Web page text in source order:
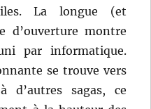
La longue (et
d’ouverture montre
par informatique.
se trouve vers
d’autres sagas, ce